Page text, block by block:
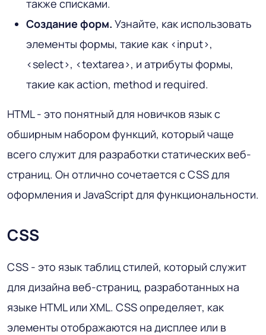
также списками.
Создание форм. Узнайте, как использовать
элементы формы, такие как <input>,
<select>, <textarea>, и атрибуты формы,
такие как action, method и required.
HTML - это понятный для новичков язык с
обширным набором функций, который чаще
всего служит для разработки статических веб-
страниц. Он отлично сочетается с CSS для
оформления и JavaScript для функциональности.
CSS
CSS - это язык таблиц стилей, который служит
для дизайна веб-страниц, разработанных на
языке HTML или XML. CSS определяет, как
элементы отображаются на дисплее или в